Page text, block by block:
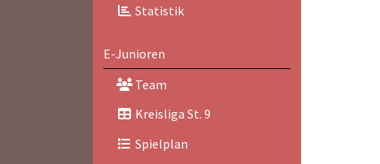
Statistik
E-Junioren
Team
Kreisliga St. 9
Spielplan